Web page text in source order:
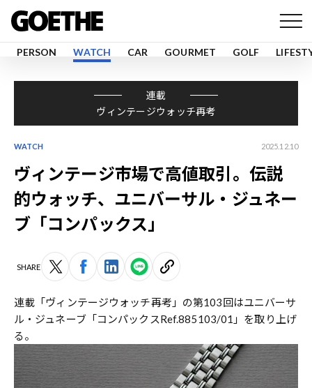
PERSON WATCH CAR GOURMET GOLF
連載
ヴィンテージウォッチ再考
WATCH 2025.12.10
ヴィンテージ市場で高値取引。伝説
的ウォッチ、ユニバーサル・ジュネー
ブ「コンパックス」
SHARE
連載「ヴィンテージウォッチ再考」の第103回はユニバーサ
ル・ジュネーブ「コンパックスRef.885103/01」を取り上げ
る。